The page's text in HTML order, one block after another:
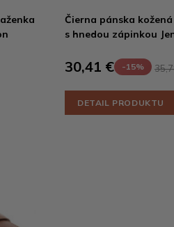
Čierna pánska
s hnedou zápinkou
30,41 € -15%
DETAIL PRODUKTU